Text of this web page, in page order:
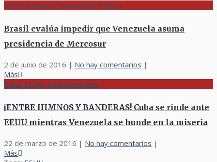
Internacionales, Nacionales, Política
Brasil evalúa impedir que Venezuela asuma
presidencia de Mercosur
2 de junio de 2016 | No hay comentarios |
Más
Cuba, EEUU, Internacionales
¡ENTRE HIMNOS Y BANDERAS! Cuba se rinde ante
EEUU mientras Venezuela se hunde en la miseria
22 de marzo de 2016 | No hay comentarios |
Más